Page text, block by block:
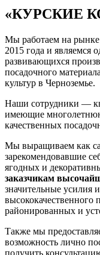
«КУРСКИЕ
Мы работаем на рынке
2015 года и являемся
развивающихся
посадочного
культур в Черноземье.
Наши сотрудники —
имеющие
качественных
Мы выращиваем как
зарекомендовавшие
ягодных и
заказчикам
значительные усилия
высококачественного
районированных и
Также мы
возможность лично
получить